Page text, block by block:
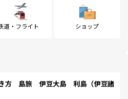
道・フライト ショップ
方 島旅 伊豆大島 利島（伊豆諸